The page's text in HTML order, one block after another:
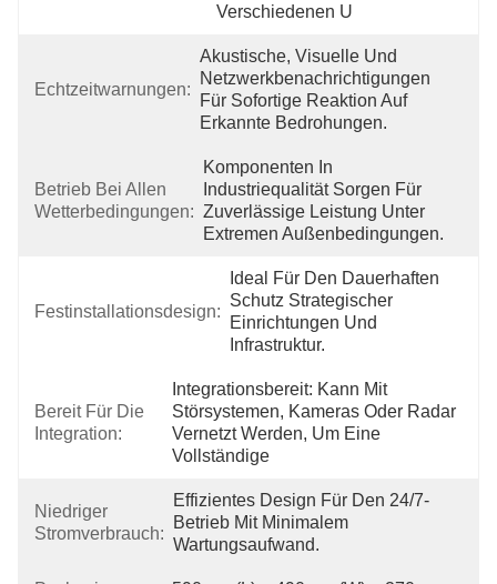
Verschiedenen U
Echtzeitwarnungen:
Akustische, Visuelle Und
Netzwerkbenachrichtigungen
Für Sofortige Reaktion Auf
Erkannte Bedrohungen.
Betrieb Bei Allen
Wetterbedingungen:
Komponenten In
Industriequalität Sorgen Für
Zuverlässige Leistung Unter
Extremen Außenbedingungen.
Festinstallationsdesign:
Ideal Für Den Dauerhaften
Schutz Strategischer
Einrichtungen Und
Infrastruktur.
Bereit Für Die
Integration:
Integrationsbereit: Kann Mit
Störsystemen, Kameras Oder Radar
Vernetzt Werden, Um Eine
Vollständige
Niedriger
Stromverbrauch:
Effizientes Design Für Den 24/7-
Betrieb Mit Minimalem
Wartungsaufwand.